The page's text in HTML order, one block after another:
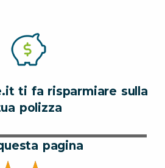
ti fa risparmiare sulla
polizza
pagina